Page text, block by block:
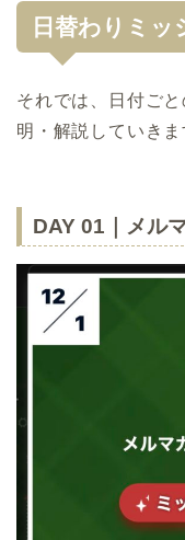
日替わりミッ
それでは、日付ご
明・解説していきま
DAY 01｜メル